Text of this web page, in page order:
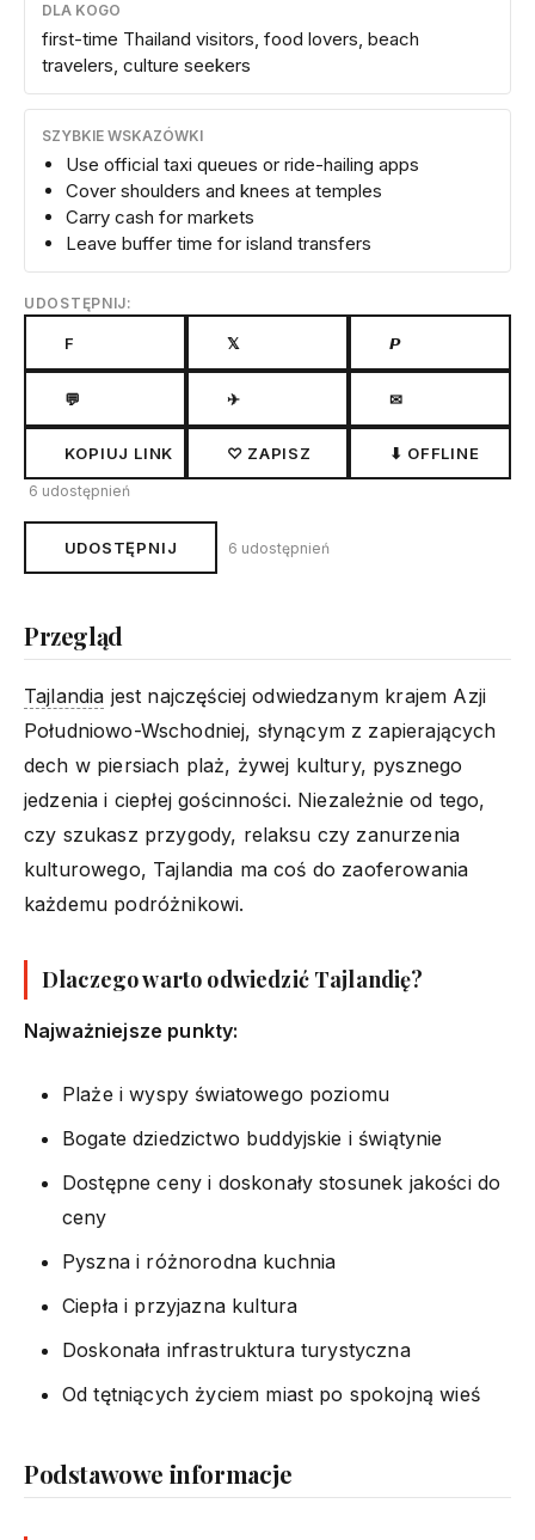
DLA KOGO
first-time Thailand visitors, food lovers, beach
travelers, culture seekers
SZYBKIE WSKAZÓWKI
Use official taxi queues or ride-hailing apps
Cover shoulders and knees at temples
Carry cash for markets
Leave buffer time for island transfers
UDOSTĘPNIJ:
F 𝕏 𝙋
💬 ✈ ✉
KOPIUJ LINK ♡ ZAPISZ ⬇ OFFLINE
6 udostępnień
UDOSTĘPNIJ 6 udostępnień
Przegląd
Tajlandia jest najczęściej odwiedzanym krajem Azji
Południowo-Wschodniej, słynącym z zapierających
dech w piersiach plaż, żywej kultury, pysznego
jedzenia i ciepłej gościnności. Niezależnie od tego,
czy szukasz przygody, relaksu czy zanurzenia
kulturowego, Tajlandia ma coś do zaoferowania
każdemu podróżnikowi.
Dlaczego warto odwiedzić Tajlandię?
Najważniejsze punkty:
Plaże i wyspy światowego poziomu
Bogate dziedzictwo buddyjskie i świątynie
Dostępne ceny i doskonały stosunek jakości do
ceny
Pyszna i różnorodna kuchnia
Ciepła i przyjazna kultura
Doskonała infrastruktura turystyczna
Od tętniących życiem miast po spokojną wieś
Podstawowe informacje